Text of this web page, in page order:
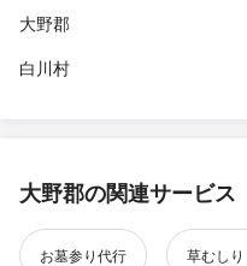
大野郡
白川村
大野郡の関連サービス
お墓参り代行 草むしり